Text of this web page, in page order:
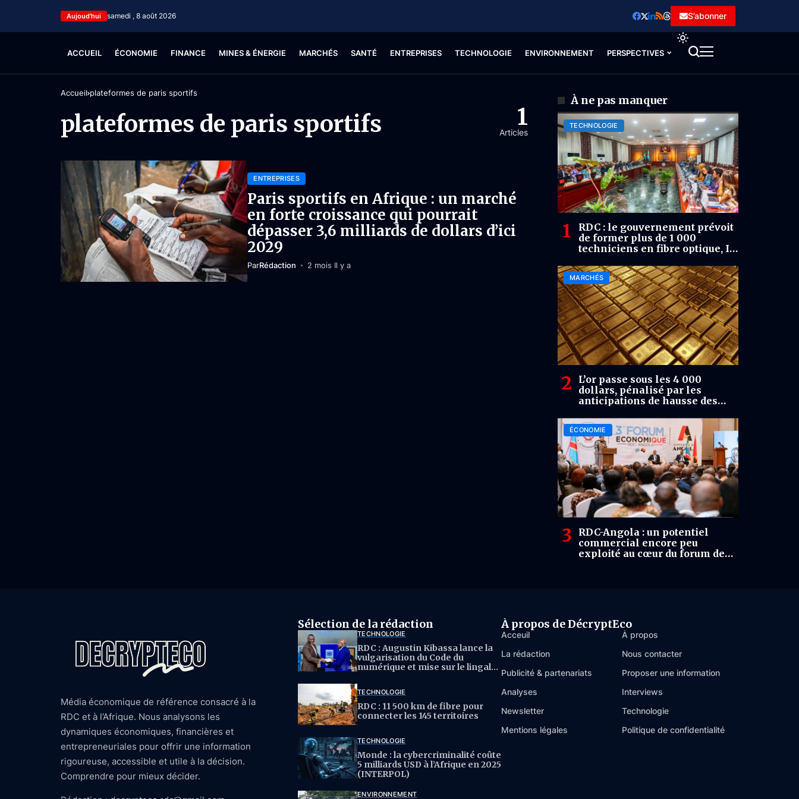
Aujoud'hui samedi , 8 août 2026 S’abonner
ACCUEIL ÉCONOMIE FINANCE MINES & ÉNERGIE MARCHÉS SANTÉ ENTREPRISES TECHNOLOGIE ENVIRONNEMENT PERSPECTIVES
Accueil plateformes de paris sportifs
plateformes de paris sportifs 1
Articles
ENTREPRISES
Paris sportifs en Afrique : un marché
en forte croissance qui pourrait
dépasser 3,6 milliards de dollars d’ici
2029
ParRédaction 2 mois Il y a
À ne pas manquer
TECHNOLOGIE
RDC : le gouvernement prévoit
de former plus de 1 000
techniciens en fibre optique, IA
MARCHÉS
L’or passe sous les 4 000
dollars, pénalisé par les
anticipations de hausse des
ÉCONOMIE
RDC-Angola : un potentiel
commercial encore peu
exploité au cœur du forum de
Média économique de référence consacré à la
RDC et à l’Afrique. Nous analysons les
dynamiques économiques, financières et
entrepreneuriales pour offrir une information
rigoureuse, accessible et utile à la décision.
Comprendre pour mieux décider.
Sélection de la rédaction
TECHNOLOGIE
RDC : Augustin Kibassa lance la
vulgarisation du Code du
numérique et mise sur le lingala
TECHNOLOGIE
RDC : 11 500 km de fibre pour
connecter les 145 territoires
TECHNOLOGIE
Monde : la cybercriminalité coûte
5 milliards USD à l’Afrique en 2025
(INTERPOL)
ENVIRONNEMENT
À propos de DécryptEco
Acceuil
À propos
La rédaction
Nous contacter
Publicité & partenariats
Proposer une information
Analyses
Interviews
Newsletter
Technologie
Mentions légales
Politique de confidentialité